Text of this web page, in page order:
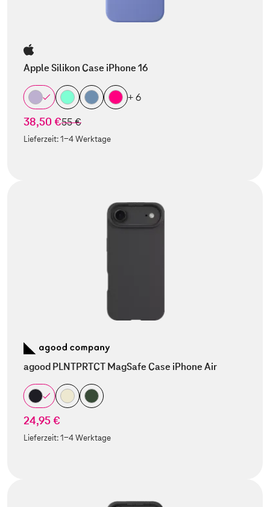
Apple Silikon Case iPhone 16
+ 6
38,50 €statt
55 €
Lieferzeit:1-4 Werktage
agood PLNTPRTCT MagSafe Case iPhone Air
24,95 €
Lieferzeit:1-4 Werktage